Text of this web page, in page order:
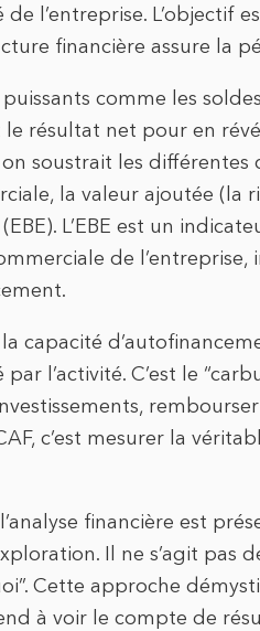
l’entreprise. L’objectif
financière assure la
comme les
résultat net pour en
soustrait les différentes
la valeur ajoutée (la
L’EBE est un
de
capacité
l’activité. C’est le
c’est mesurer la
financière est
Il ne s’agit pas de
Cette approche
à voir le compte de